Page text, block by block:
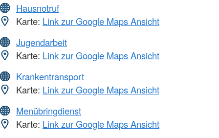
Hausnotruf
Karte: Link zur Google Maps Ansicht
Jugendarbeit
Karte: Link zur Google Maps Ansicht
Krankentransport
Karte: Link zur Google Maps Ansicht
Menübringdienst
Karte: Link zur Google Maps Ansicht